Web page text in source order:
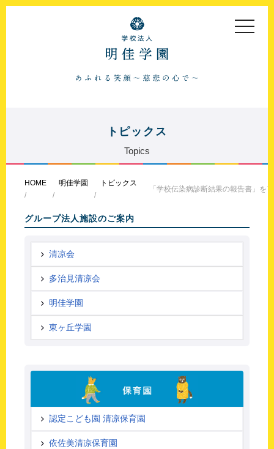
toggle
トピックス
Topics
HOME 明佳学園 トピックス
「学校伝染病診断結果の報告書」を
グループ法人施設のご案内
清凉会
多治見清凉会
明佳学園
東ヶ丘学園
認定こども園 清凉保育園
依佐美清凉保育園